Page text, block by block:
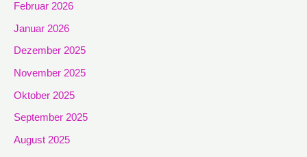
Februar 2026
Januar 2026
Dezember 2025
November 2025
Oktober 2025
September 2025
August 2025